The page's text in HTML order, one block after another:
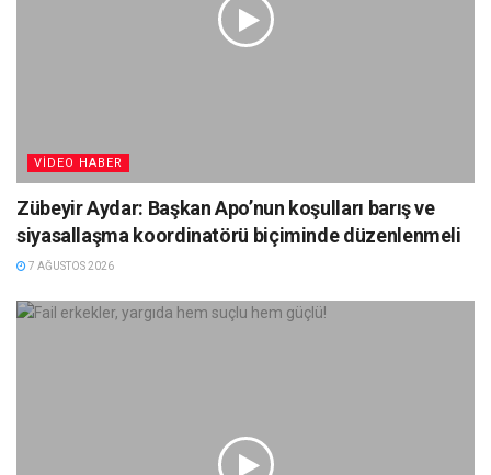
VIDEO HABER
Zübeyir Aydar: Başkan Apo’nun koşulları barış ve
siyasallaşma koordinatörü biçiminde düzenlenmeli
7 AĞUSTOS 2026